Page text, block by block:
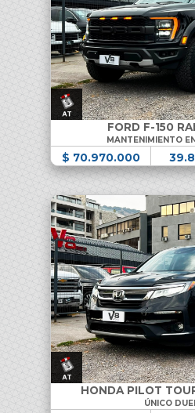
FORD F-150
MANTENIMIENTO
$ 70.970.000
HONDA PILOT
ÚNICO